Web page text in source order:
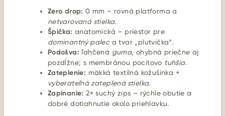
Zero drop: 0 mm – rovná platforma a
netvarovaná stielka.
Špička: anatomická – priestor pre
dominantný paleca tvar „plutvička“.
Podošva: ľahčená guma, ohybná priečne aj
pozdĺžne; s membránou pocitovo tuhšia.
Zateplenie: mäkká textilná kožušinka +
vyberateľná zateplená stielka.
Zapínanie: 2× suchý zips – rýchle obutie a
dobré dotiahnutie okolo priehlavku.